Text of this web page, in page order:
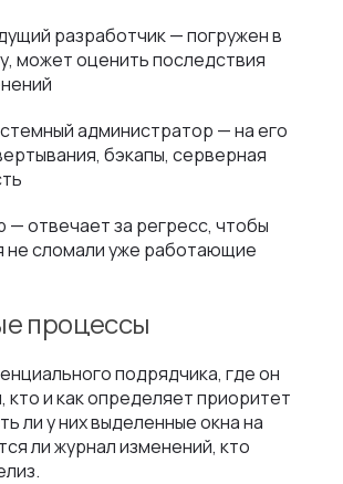
разработчик — погружен в
может оценить последствия
администратор — на его
бэкапы, серверная
— отвечает за регресс, чтобы
не сломали уже работающие
процессы
подрядчика, где он
кто и как определяет приоритет
ли у них выделенные окна на
ли журнал изменений, кто